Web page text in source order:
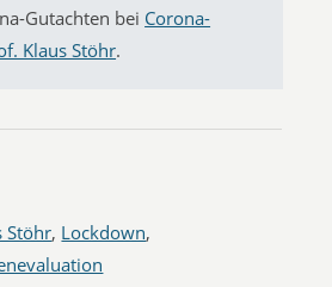
Gutachten bei Corona-
Klaus Stöhr.
Stöhr, Lockdown,